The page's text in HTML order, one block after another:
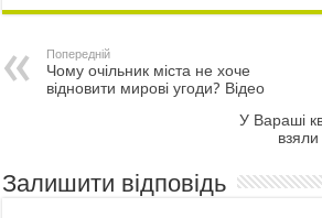
Попередній
Чому очільник міста не хоче
відновити мирові угоди? Відео
У Вараші
Залишити відповідь